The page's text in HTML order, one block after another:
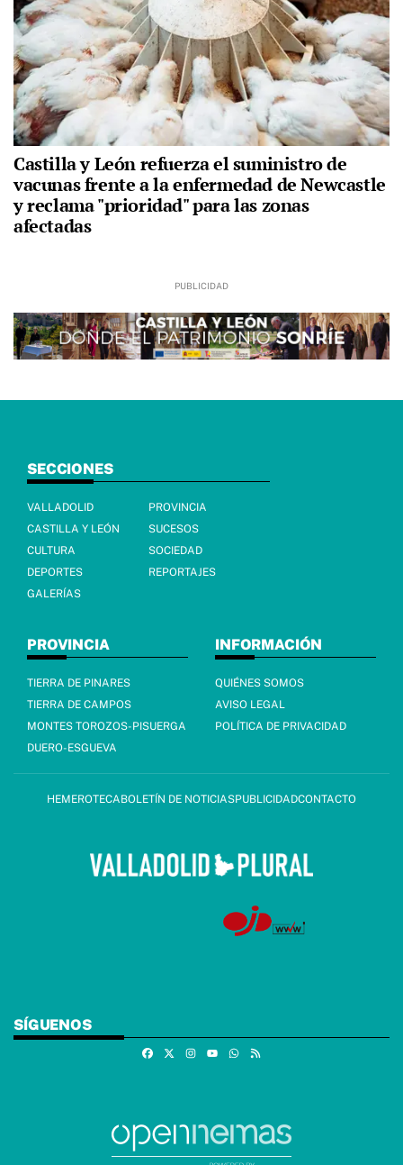
Castilla y León refuerza el suministro de
vacunas frente a la enfermedad de Newcastle
y reclama "prioridad" para las zonas
afectadas
SECCIONES
VALLADOLID
PROVINCIA
CASTILLA Y LEÓN
SUCESOS
CULTURA
SOCIEDAD
DEPORTES
REPORTAJES
GALERÍAS
PROVINCIA
TIERRA DE PINARES
TIERRA DE CAMPOS
MONTES TOROZOS-PISUERGA
DUERO-ESGUEVA
INFORMACIÓN
QUIÉNES SOMOS
AVISO LEGAL
POLÍTICA DE PRIVACIDAD
HEMEROTECABOLETÍN DE NOTICIASPUBLICIDADCONTACTO
SÍGUENOS
FacebookInstagramWhatsapp